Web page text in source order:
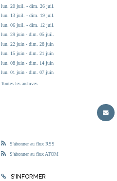
lun. 20 juil. - dim. 26 juil.
lun. 13 juil. - dim. 19 juil.
lun. 06 juil. - dim. 12 juil.
lun. 29 juin - dim. 05 juil.
lun. 22 juin - dim. 28 juin
lun. 15 juin - dim. 21 juin
lun. 08 juin - dim. 14 juin
lun. 01 juin - dim. 07 juin
Toutes les archives
S'abonner au flux RSS
S'abonner au flux ATOM
S'INFORMER